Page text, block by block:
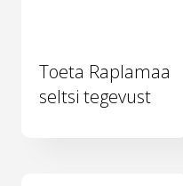
Toeta Raplamaa
seltsi tegevust